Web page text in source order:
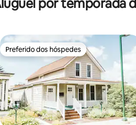
por temporada
Preferido dos hóspedes
Preferido dos hóspedes